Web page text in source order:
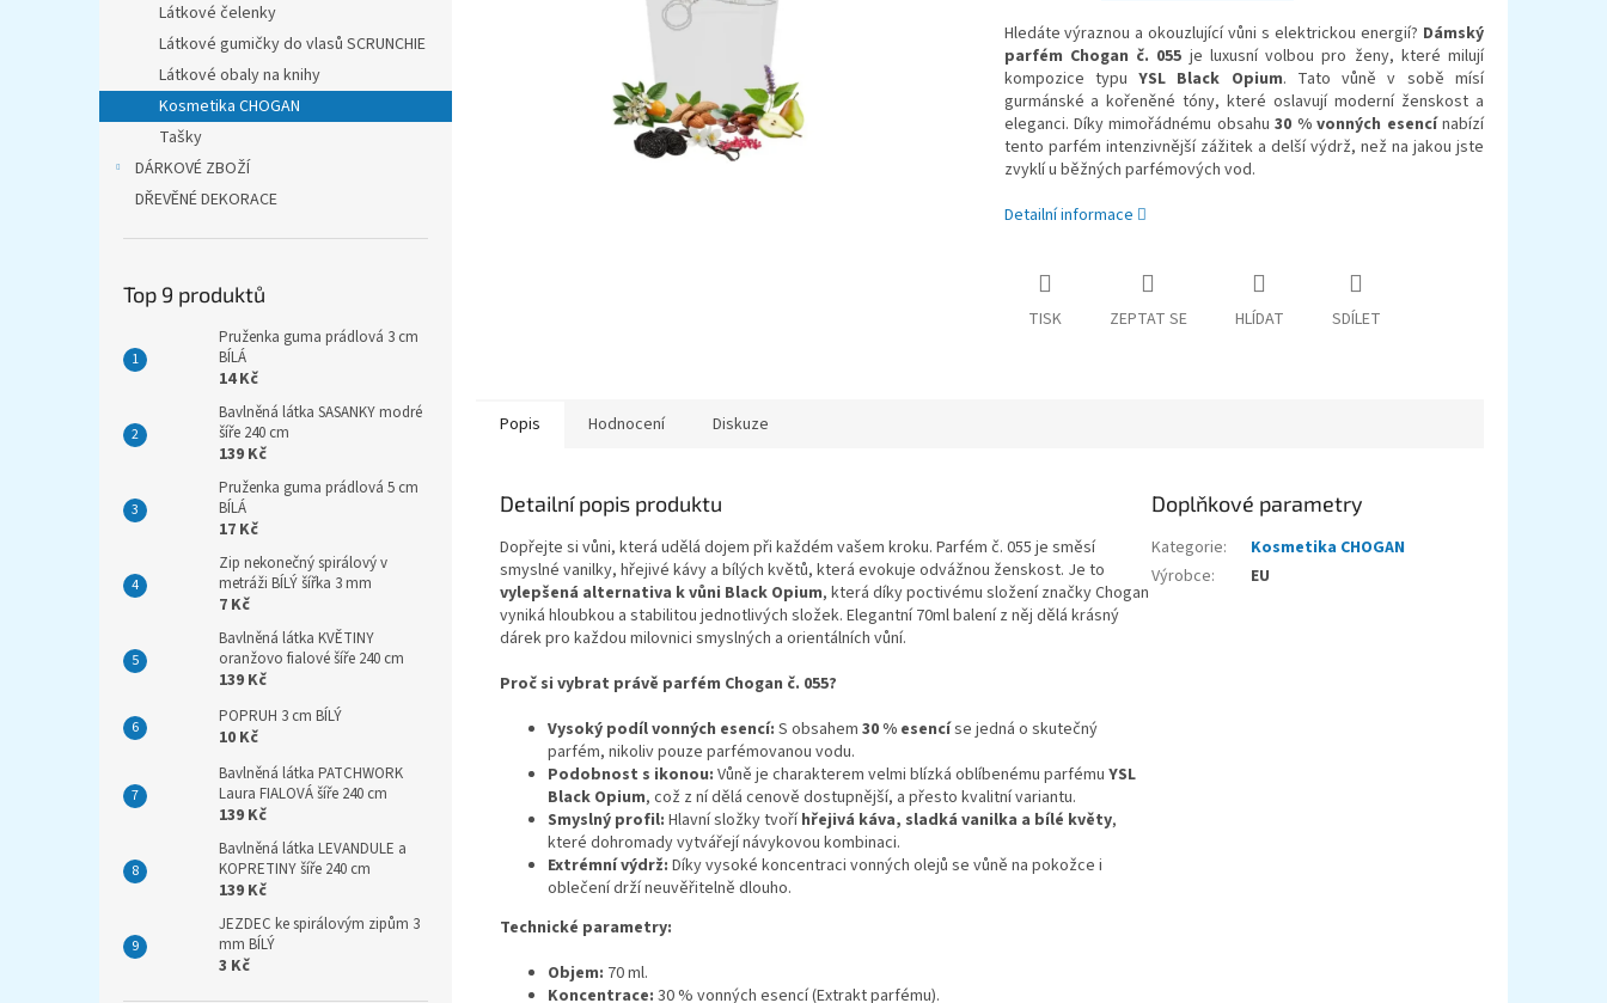
Látkové čelenky
Látkové gumičky do vlasů SCRUNCHIE
Látkové obaly na knihy
Kosmetika CHOGAN
Tašky
DÁRKOVÉ ZBOŽÍ
DŘEVĚNÉ DEKORACE
Top 9 produktů
Pruženka guma prádlová 3 cm
BÍLÁ
14 Kč
Bavlněná látka SASANKY modré
šíře 240 cm
139 Kč
Pruženka guma prádlová 5 cm
BÍLÁ
17 Kč
Zip nekonečný spirálový v
metráži BÍLÝ šířka 3 mm
7 Kč
Bavlněná látka KVĚTINY
oranžovo fialové šíře 240 cm
139 Kč
POPRUH 3 cm BÍLÝ
10 Kč
Bavlněná látka PATCHWORK
Laura FIALOVÁ šíře 240 cm
139 Kč
Bavlněná látka LEVANDULE a
KOPRETINY šíře 240 cm
139 Kč
JEZDEC ke spirálovým zipům 3
mm BÍLÝ
3 Kč
Hledáte výraznou a okouzlující vůni s elektrickou energií? Dámský
parfém Chogan č. 055 je luxusní volbou pro ženy, které milují
kompozice typuYSL Black Opium. Tato vůně v sobě mísí
gurmánské a kořeněné tóny, které oslavují moderní ženskost a
eleganci. Díky mimořádnému obsahu30 % vonných esencínabízí
tento parfém intenzivnější zážitek a delší výdrž, než na jakou jste
zvyklí u běžných parfémových vod.
Detailní informace
TISK ZEPTAT SE HLÍDAT SDÍLET
Popis Hodnocení Diskuze
Detailní popis produktu
Dopřejte si vůni, která udělá dojem při každém vašem kroku. Parfém č. 055 je směsí
smyslné vanilky, hřejivé kávy a bílých květů, která evokuje odvážnou ženskost. Je to
vylepšená alternativa k vůni Black Opium, která díky poctivému složení značky Chogan
vyniká hloubkou a stabilitou jednotlivých složek. Elegantní 70ml balení z něj dělá krásný
dárek pro každou milovnici smyslných a orientálních vůní.
Proč si vybrat právě parfém Chogan č. 055?
Vysoký podíl vonných esencí: S obsahem 30 % esencíse jedná o skutečný
parfém, nikoliv pouze parfémovanou vodu.
Podobnost s ikonou: Vůně je charakterem velmi blízká oblíbenému parfému YSL
Black Opium, což z ní dělá cenově dostupnější, a přesto kvalitní variantu.
Smyslný profil: Hlavní složky tvoříhřejivá káva, sladká vanilka a bílé květy,
které dohromady vytvářejí návykovou kombinaci.
Extrémní výdrž: Díky vysoké koncentraci vonných olejů se vůně na pokožce i
oblečení drží neuvěřitelně dlouho.
Technické parametry:
Objem: 70 ml.
Koncentrace: 30 % vonných esencí (Extrakt parfému).
Doplňkové parametry
Kategorie:
Kosmetika CHOGAN
Výrobce: EU